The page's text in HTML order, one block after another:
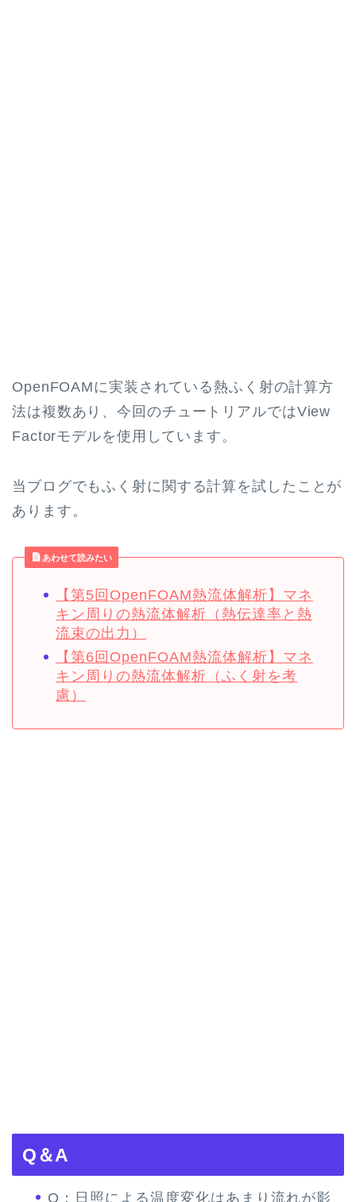
OpenFOAMに実装されている熱ふく射の計算方
法は複数あり、今回のチュートリアルではView
Factorモデルを使用しています。
当ブログでもふく射に関する計算を試したことが
あります。
あわせて読みたい
【第5回OpenFOAM熱流体解析】マネ
キン周りの熱流体解析（熱伝達率と熱
流束の出力）
【第6回OpenFOAM熱流体解析】マネ
キン周りの熱流体解析（ふく射を考
慮）
Q＆A
Q：日照による温度変化はあまり流れが影